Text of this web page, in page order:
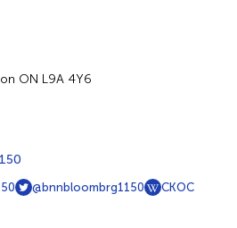
ON L9A 4Y6
@bnnbloombrg1150 CKOC